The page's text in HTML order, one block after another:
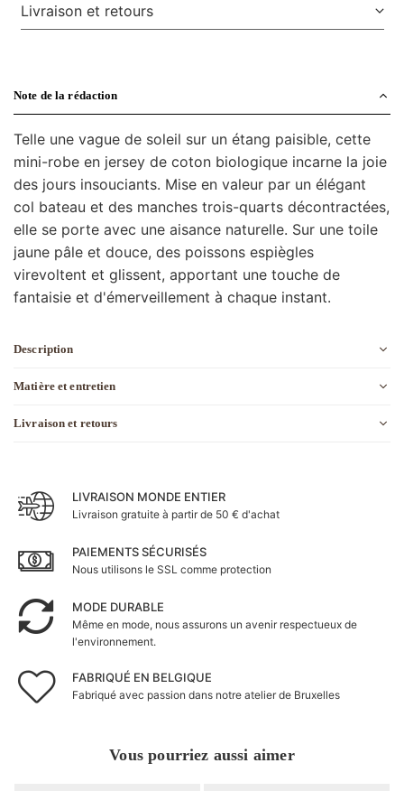
Livraison et retours
Note de la rédaction
Telle une vague de soleil sur un étang paisible, cette
mini-robe en jersey de coton biologique incarne la joie
des jours insouciants. Mise en valeur par un élégant
col bateau et des manches trois-quarts décontractées,
elle se porte avec une aisance naturelle. Sur une toile
jaune pâle et douce, des poissons espiègles
virevoltent et glissent, apportant une touche de
fantaisie et d'émerveillement à chaque instant.
Description
Matière et entretien
Livraison et retours
LIVRAISON MONDE ENTIER
Livraison gratuite à partir de 50 € d'achat
PAIEMENTS SÉCURISÉS
Nous utilisons le SSL comme protection
MODE DURABLE
Même en mode, nous assurons un avenir respectueux de
l'environnement.
FABRIQUÉ EN BELGIQUE
Fabriqué avec passion dans notre atelier de Bruxelles
Vous pourriez aussi aimer